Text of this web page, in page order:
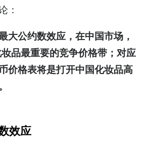
：
大公约数效应，在中国市场，
品最重要的竞争价格带；对应
价格表将是打开中国化妆品高
效应